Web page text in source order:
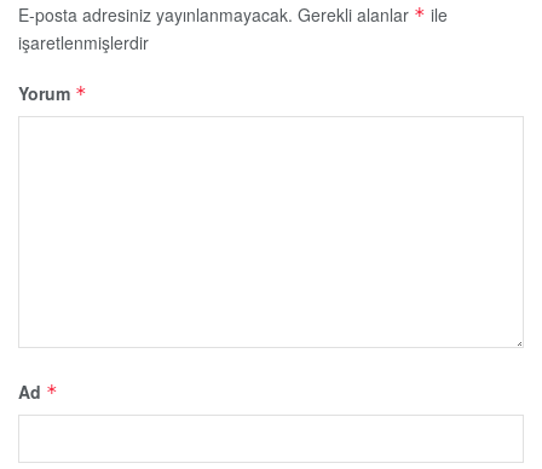
E-posta adresiniz yayınlanmayacak. Gerekli alanlar * ile
işaretlenmişlerdir
Yorum *
Ad *